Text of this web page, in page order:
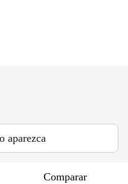
aparezca
Comparar